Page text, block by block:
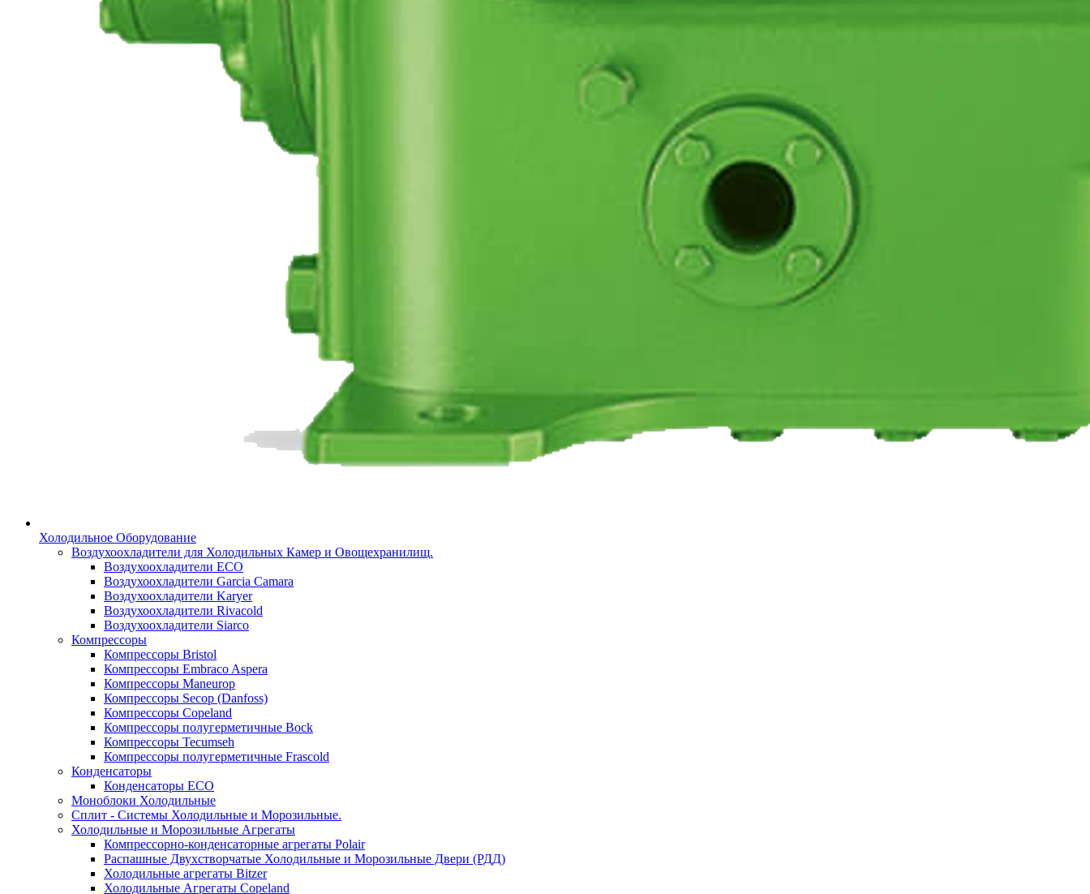
Холодильное Оборудование
Воздухоохладители для Холодильных Камер и Овощехранилищ.
Воздухоохладители ECO
Воздухоохладители Garcia Camara
Воздухоохладители Karyer
Воздухоохладители Rivacold
Воздухоохладители Siarco
Компрессоры
Компрессоры Bristol
Компрессоры Embraco Aspera
Компрессоры Maneurop
Компрессоры Secop (Danfoss)
Компрессоры Copeland
Компрессоры полугерметичные Bock
Компрессоры Tecumseh
Компрессоры полугерметичные Frascold
Конденсаторы
Конденсаторы ECO
Моноблоки Холодильные
Сплит - Системы Холодильные и Морозильные.
Холодильные и Морозильные Агрегаты
Компрессорно-конденсаторные агрегаты Polair
Распашные Двухстворчатые Холодильные и Морозильные Двери (РДД)
Холодильные агрегаты Bitzer
Холодильные Агрегаты Copeland